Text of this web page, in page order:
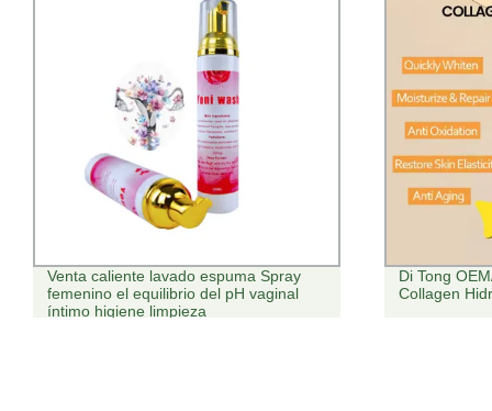
Di Tong OEM/ODM Luxury Sleep
Collagen Hidromel Melting Facial Mask
Etiqueta
Segunda